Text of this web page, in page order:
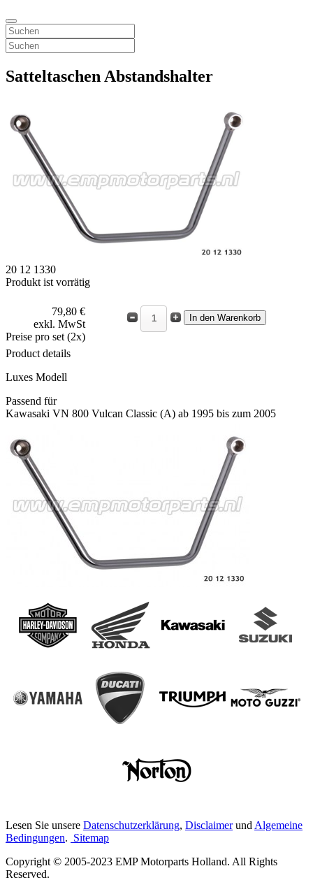
Satteltaschen Abstandshalter
20 12 1330
Produkt ist vorrätig
79,80 €
exkl. MwSt
Preise pro set (2x)
Product details
Luxes Modell
Passend für
Kawasaki VN 800 Vulcan Classic (A) ab 1995 bis zum 2005
Lesen Sie unsere Datenschutzerklärung, Disclaimerund Algemeine
Bedingungen. Sitemap
Copyright © 2005-2023 EMP Motorparts Holland. All Rights
Reserved.